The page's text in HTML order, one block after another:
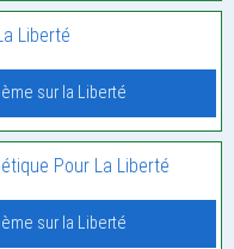
Liberté
sur la Liberté
Pour La Liberté
sur la Liberté